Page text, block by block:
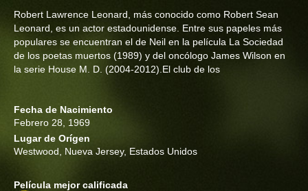
Robert Lawrence Leonard, más conocido como Robert Sean
Leonard, es un actor estadounidense. Entre sus papeles más
populares se encuentran el de Neil en la película La Sociedad
de los poetas muertos (1989) y del oncólogo James Wilson en
la serie House M. D. (2004-2012).El club de los
Fecha de Nacimiento
Febrero 28, 1969
Lugar de Orígen
Westwood, Nueva Jersey, Estados Unidos
Película mejor calificada